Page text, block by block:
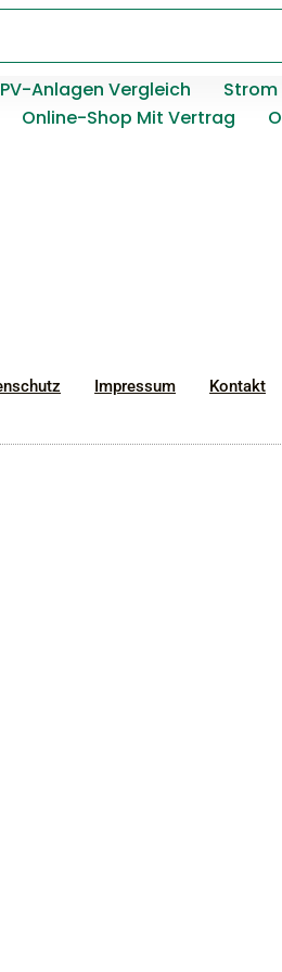
PV-Anlagen Vergleich
Strom
Online-Shop Mit Vertrag
Impressum Kontakt